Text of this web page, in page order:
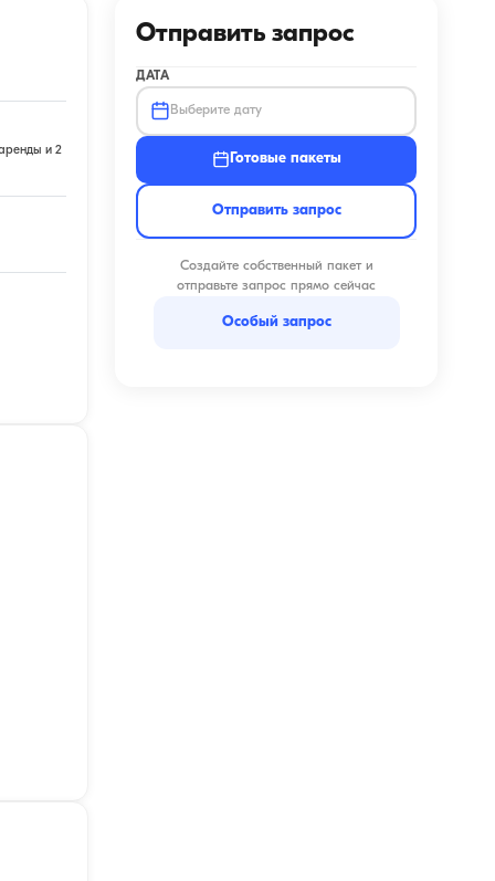
и 2
Отправить запрос
ДАТА
Выберите дату
Готовые пакеты
Отправить запрос
Создайте собственный пакет и
отправьте запрос прямо сейчас
Особый запрос